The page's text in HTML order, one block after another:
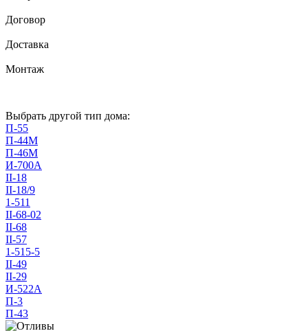
Договор
Доставка
Монтаж
Выбрать другой тип дома:
П-55
П-44М
П-46М
И-700А
II-18
II-18/9
1-511
II-68-02
II-68
II-57
1-515-5
II-49
II-29
И-522А
П-3
П-43